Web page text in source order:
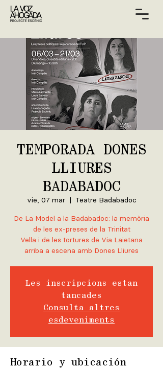
TEMPORADA DONES
LLIURES
BADABADOC
vie, 07 mar
  |
Teatre Badabadoc
De La Model a la Badabadoc: la memòria
de les ex-preses de la Trinitat
Vella i de les tortures de Via Laietana
Les inscripcions estan
tancades
Consulta altres
esdeveniments
Horario y ubicación